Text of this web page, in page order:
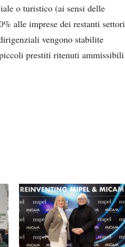
o turistico (ai sensi delle
alle imprese dei restanti settori
vengono stabilite
prestiti ritenuti ammissibili